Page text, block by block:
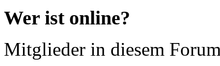
Wer ist online?
Mitglieder in diesem